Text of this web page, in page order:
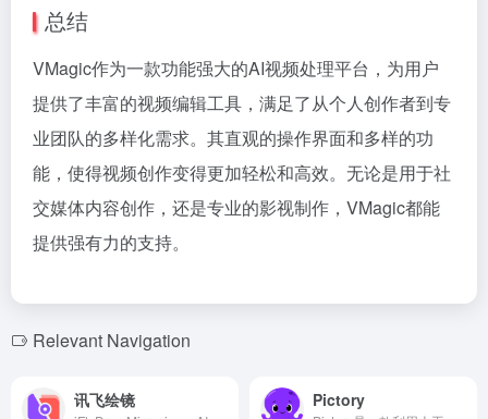
总结
VMagic作为一款功能强大的AI视频处理平台，为用户
提供了丰富的视频编辑工具，满足了从个人创作者到专
业团队的多样化需求。其直观的操作界面和多样的功
能，使得视频创作变得更加轻松和高效。无论是用于社
交媒体内容创作，还是专业的影视制作，VMagic都能
提供强有力的支持。
Relevant Navigation
讯飞绘镜 Pictory